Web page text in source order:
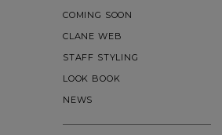
COMING SOON
CLANE WEB
STAFF STYLING
LOOK BOOK
NEWS